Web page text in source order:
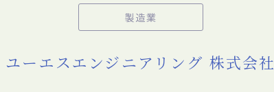
製造業
ユーエスエンジニアリング 株式会社